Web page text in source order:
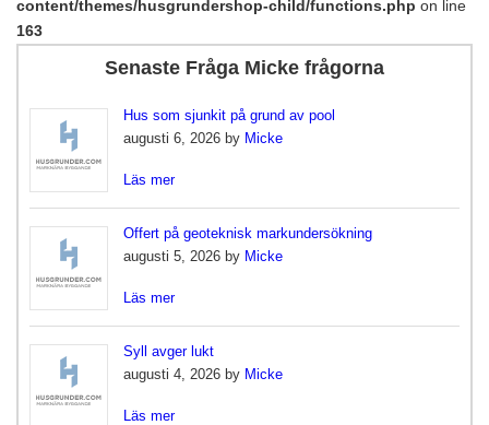
content/themes/husgrundershop-child/functions.php on line
163
Senaste Fråga Micke frågorna
Hus som sjunkit på grund av pool
augusti 6, 2026 by Micke
Läs mer
Offert på geoteknisk markundersökning
augusti 5, 2026 by Micke
Läs mer
Syll avger lukt
augusti 4, 2026 by Micke
Läs mer